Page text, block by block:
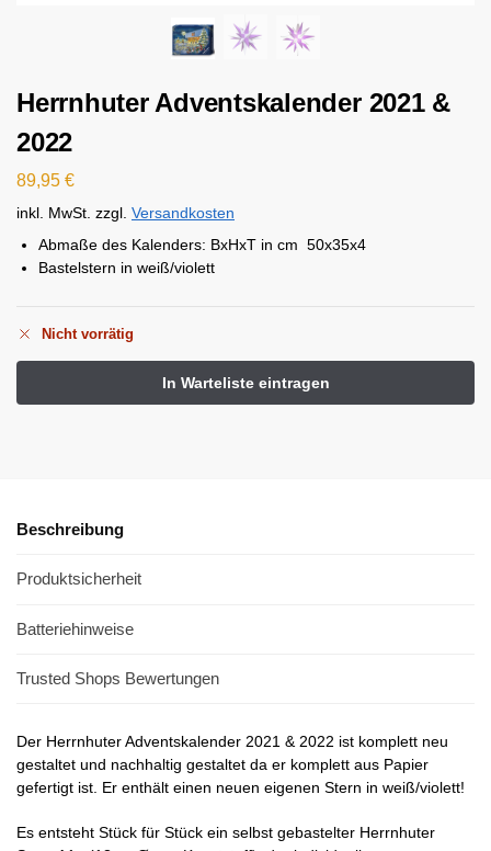
Herrnhuter Adventskalender 2021 &
2022
89,95 €
inkl. MwSt. zzgl. Versandkosten
Abmaße des Kalenders: BxHxT in cm 50x35x4
Bastelstern in weiß/violett
Nicht vorrätig
Beschreibung
Produktsicherheit
Batteriehinweise
Trusted Shops Bewertungen
Der Herrnhuter Adventskalender 2021 & 2022 ist komplett neu
gestaltet und nachhaltig gestaltet da er komplett aus Papier
gefertigt ist. Er enthält einen neuen eigenen Stern in weiß/violett!
Es entsteht Stück für Stück ein selbst gebastelter Herrnhuter